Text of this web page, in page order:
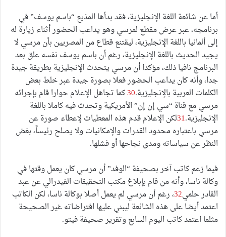
أما عن شائعة اللغة الإنجليزية، فقد بدأها المذيع “باسم يوسف” في
برنامجه، عبر عرض مقطع لمرسي وهو يداعب الحضور أثناء زيارة له
إلى ألمانيا باللغة الإنجليزية، ليقتنع قطاع من المصريين بأن مرسي لا
يجيد الحديث باللغة الإنجليزية، رغم أن باسم يوسف نفسه علق بعد
البرنامج نافيا ذلك، مؤكدا أن مرسي يتحدث الإنجليزية بطريقة جيدة
جدا، وأنه كان يداعب الحضور فعلا بصورة جيدة عبر خلط بعض
الكلمات العربية بالإنجليزية.30كما تجاهل الإعلام حوارا قام بإجرائه
مرسي مع قناة “سي إن إن” الأمريكية وتحدث فيه كاملا باللغة
الإنجليزية.31لكن الإعلام قدم هذه المعطيات لإعطاء صورة عن
مرسي باعتباره محدود القدرات والإمكانيات ولا يصلح رئيساً، بغض
النظر عن سياساته ومدى نجاحها أو فشلها.
فيما زعم كاتب آخر بصحيفة “الوفد” أن مرسي كان يعمل وقتها في
وكالة ناسا، وأنه من قام بإبلاغ مكتب التحقيقات الفيدرالي عن عبد
القادر حلمي32، رغم أن مرسي لم يعمل أصلا بوكالة ناسا، لكن الكاتب
اعتمد أيضا على هذه الشائعة ليبني عليها افتراضاته غير الصحيحة
مثلما اعتمد كاتب اليوم السابع وتقرير صحيفة فيتو.